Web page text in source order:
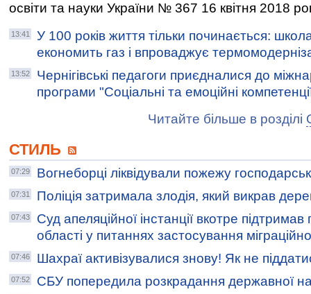
освіти та науки України № 367 16 квітня 2018
13:41
У 100 років життя тільки починається:
економить газ і впроваджує
13:52
Чернігівські педагоги приєдналися до
програми "Соціальні та емоційні
Читайте більше в розділі
СТИЛЬ
07:29 Вогнеборці ліквідували пожежу
07:31 Поліція затримала злодія, який викрав
07:43
Суд апеляційної інстанції вкотре
області у питаннях застосування
07:46 Шахраї активізувалися знову! Як не
07:52 СБУ попередила розкрадання державної